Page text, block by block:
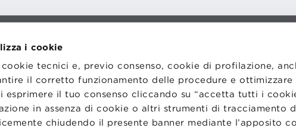
i cookie
tecnici e, previo consenso, cookie di profilazione,
il corretto funzionamento delle procedure e ottimizzare
esprimere il tuo consenso cliccando su “accetta tutti i
in assenza di cookie o altri strumenti di tracciamento
chiudendo il presente banner mediante l’apposito
COOKIE
CODICE ETICO
WHISTLEBLOWING